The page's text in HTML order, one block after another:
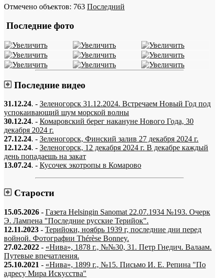
Отмечено объектов: 763 Последний
Последние фото
Последние видео
31.12.24. - Зеленогорск 31.12.2024. Встречаем Новый Год под
успокаивающий шум морской волны
30.12.24. - Комаровский берег накануне Нового Года, 30
декабря 2024 г.
27.12.24. - Зеленогорск, Финский залив 27 декабря 2024 г.
12.12.24. - Зеленогорск, 12 декабря 2024 г. В декабре каждый
день попадаешь на закат
13.07.24. - Кусочек экотропы в Комарово
Старости
15.05.2026 - Газета Helsingin Sanomat 22.07.1934 №193. Очерк
Э. Лампена "Последние русские Терийок".
12.11.2023 - Терийоки, ноябрь 1939 г, последние дни перед
войной. Фотографии Thérèse Bonney.
27.02.2022 - «Нива», 1878 г., №№30, 31. Петр Гнедич. Валаам.
Путевые впечатления.
25.10.2021 - «Нива», 1899 г., №15. Письмо И. Е. Репина "По
адресу Мира Искусства"